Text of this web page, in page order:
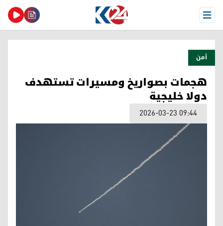
Open Menu
أمن
هجمات بصواريخ ومسيرات تستهدف
دولا خليجية
2026-03-23 09:44